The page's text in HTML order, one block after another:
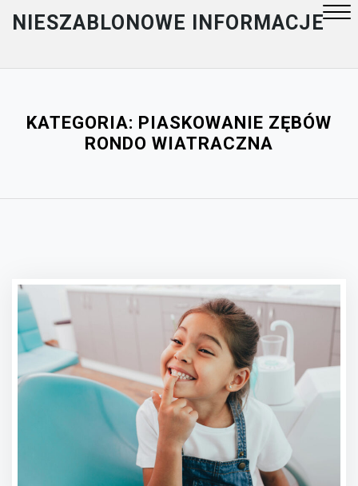
NIESZABLONOWE INFORMACJE
KATEGORIA: PIASKOWANIE ZĘBÓW
RONDO WIATRACZNA